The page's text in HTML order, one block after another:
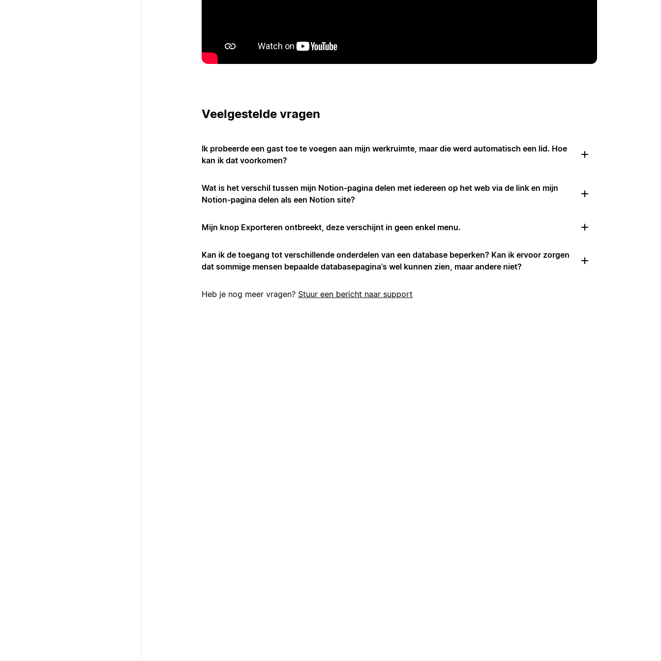
Veelgestelde vragen
Ik probeerde een gast toe te voegen aan mijn werkruimte, maar die werd automatisch een lid. Hoe
kan ik dat voorkomen?
Wat is het verschil tussen mijn Notion-pagina delen met iedereen op het web via de link en mijn
Notion-pagina delen als een Notion site?
Mijn knop Exporteren ontbreekt, deze verschijnt in geen enkel menu.
Kan ik de toegang tot verschillende onderdelen van een database beperken? Kan ik ervoor zorgen
dat sommige mensen bepaalde databasepagina's wel kunnen zien, maar andere niet?
Heb je nog meer vragen? Stuur een bericht naar support